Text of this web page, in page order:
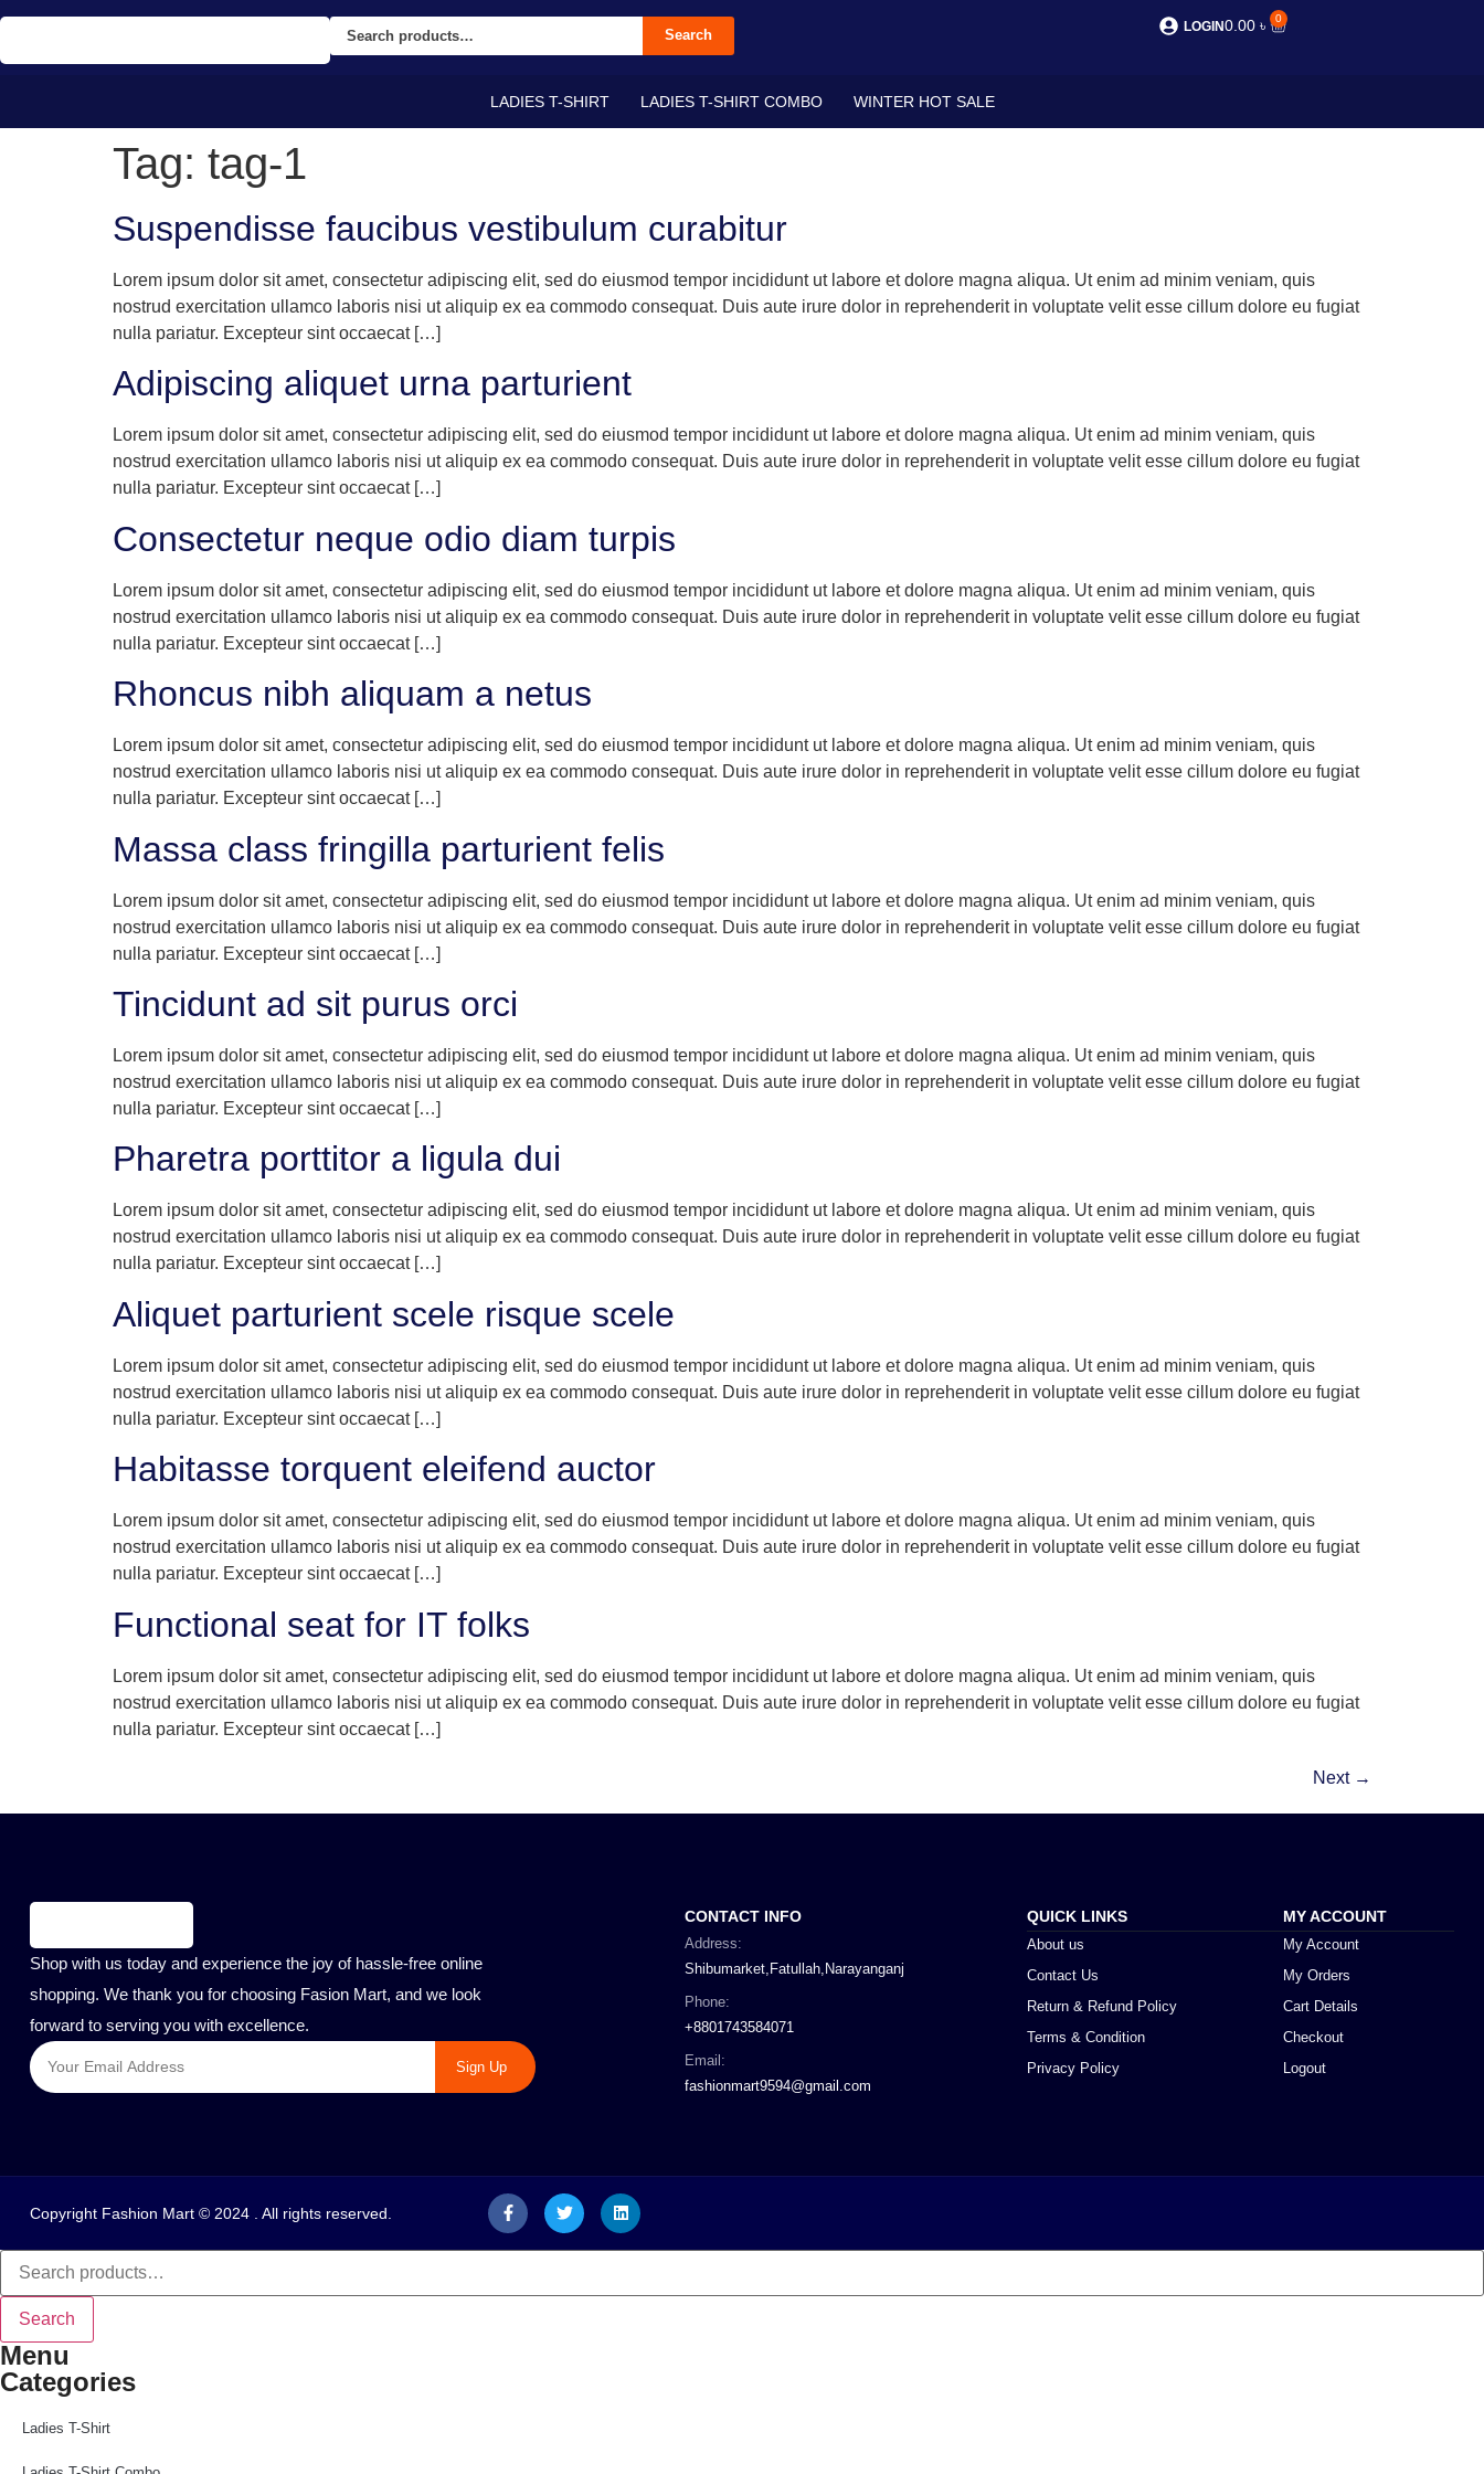
Search
LOGIN0.00 ৳ 0
LADIES T-SHIRT LADIES T-SHIRT COMBO WINTER HOT SALE
Tag: tag-1
Suspendisse faucibus vestibulum curabitur
Lorem ipsum dolor sit amet, consectetur adipiscing elit, sed do eiusmod tempor incididunt ut labore et dolore magna aliqua. Ut enim ad minim veniam, quis
nostrud exercitation ullamco laboris nisi ut aliquip ex ea commodo consequat. Duis aute irure dolor in reprehenderit in voluptate velit esse cillum dolore eu fugiat
nulla pariatur. Excepteur sint occaecat […]
Adipiscing aliquet urna parturient
Lorem ipsum dolor sit amet, consectetur adipiscing elit, sed do eiusmod tempor incididunt ut labore et dolore magna aliqua. Ut enim ad minim veniam, quis
nostrud exercitation ullamco laboris nisi ut aliquip ex ea commodo consequat. Duis aute irure dolor in reprehenderit in voluptate velit esse cillum dolore eu fugiat
nulla pariatur. Excepteur sint occaecat […]
Consectetur neque odio diam turpis
Lorem ipsum dolor sit amet, consectetur adipiscing elit, sed do eiusmod tempor incididunt ut labore et dolore magna aliqua. Ut enim ad minim veniam, quis
nostrud exercitation ullamco laboris nisi ut aliquip ex ea commodo consequat. Duis aute irure dolor in reprehenderit in voluptate velit esse cillum dolore eu fugiat
nulla pariatur. Excepteur sint occaecat […]
Rhoncus nibh aliquam a netus
Lorem ipsum dolor sit amet, consectetur adipiscing elit, sed do eiusmod tempor incididunt ut labore et dolore magna aliqua. Ut enim ad minim veniam, quis
nostrud exercitation ullamco laboris nisi ut aliquip ex ea commodo consequat. Duis aute irure dolor in reprehenderit in voluptate velit esse cillum dolore eu fugiat
nulla pariatur. Excepteur sint occaecat […]
Massa class fringilla parturient felis
Lorem ipsum dolor sit amet, consectetur adipiscing elit, sed do eiusmod tempor incididunt ut labore et dolore magna aliqua. Ut enim ad minim veniam, quis
nostrud exercitation ullamco laboris nisi ut aliquip ex ea commodo consequat. Duis aute irure dolor in reprehenderit in voluptate velit esse cillum dolore eu fugiat
nulla pariatur. Excepteur sint occaecat […]
Tincidunt ad sit purus orci
Lorem ipsum dolor sit amet, consectetur adipiscing elit, sed do eiusmod tempor incididunt ut labore et dolore magna aliqua. Ut enim ad minim veniam, quis
nostrud exercitation ullamco laboris nisi ut aliquip ex ea commodo consequat. Duis aute irure dolor in reprehenderit in voluptate velit esse cillum dolore eu fugiat
nulla pariatur. Excepteur sint occaecat […]
Pharetra porttitor a ligula dui
Lorem ipsum dolor sit amet, consectetur adipiscing elit, sed do eiusmod tempor incididunt ut labore et dolore magna aliqua. Ut enim ad minim veniam, quis
nostrud exercitation ullamco laboris nisi ut aliquip ex ea commodo consequat. Duis aute irure dolor in reprehenderit in voluptate velit esse cillum dolore eu fugiat
nulla pariatur. Excepteur sint occaecat […]
Aliquet parturient scele risque scele
Lorem ipsum dolor sit amet, consectetur adipiscing elit, sed do eiusmod tempor incididunt ut labore et dolore magna aliqua. Ut enim ad minim veniam, quis
nostrud exercitation ullamco laboris nisi ut aliquip ex ea commodo consequat. Duis aute irure dolor in reprehenderit in voluptate velit esse cillum dolore eu fugiat
nulla pariatur. Excepteur sint occaecat […]
Habitasse torquent eleifend auctor
Lorem ipsum dolor sit amet, consectetur adipiscing elit, sed do eiusmod tempor incididunt ut labore et dolore magna aliqua. Ut enim ad minim veniam, quis
nostrud exercitation ullamco laboris nisi ut aliquip ex ea commodo consequat. Duis aute irure dolor in reprehenderit in voluptate velit esse cillum dolore eu fugiat
nulla pariatur. Excepteur sint occaecat […]
Functional seat for IT folks
Lorem ipsum dolor sit amet, consectetur adipiscing elit, sed do eiusmod tempor incididunt ut labore et dolore magna aliqua. Ut enim ad minim veniam, quis
nostrud exercitation ullamco laboris nisi ut aliquip ex ea commodo consequat. Duis aute irure dolor in reprehenderit in voluptate velit esse cillum dolore eu fugiat
nulla pariatur. Excepteur sint occaecat […]
Next →
Shop with us today and experience the joy of hassle-free online
shopping. We thank you for choosing Fasion Mart, and we look
forward to serving you with excellence.
Sign Up
CONTACT INFO
Address:
Shibumarket,Fatullah,Narayanganj
Phone:
+8801743584071
Email:
fashionmart9594@gmail.com
QUICK LINKS
About us
Contact Us
Return & Refund Policy
Terms & Condition
Privacy Policy
MY ACCOUNT
My Account
My Orders
Cart Details
Checkout
Logout
Copyright Fashion Mart © 2024 . All rights reserved.
Search
Menu
Categories
Ladies T-Shirt